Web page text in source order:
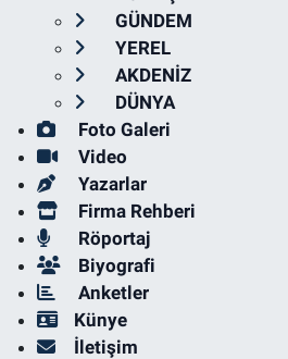
GÜNDEM
YEREL
AKDENİZ
DÜNYA
Foto Galeri
Video
Yazarlar
Firma Rehberi
Röportaj
Biyografi
Anketler
Künye
İletişim